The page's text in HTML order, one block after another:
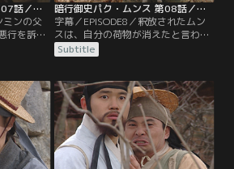
暗行御史パク・ムンス 第07話／字幕
ミンの父
行を訴え
ってし
まって
を取り出
件の真相
リョンは
だが…。
暗行御史パク・ムンス 第08話／字幕
字幕／EPISODE8／釈放されたムン
スは、自分の荷物が消えたと言われ
驚きのあまり腰を抜かしてしまう。
数日後、ムンスのもとへファリョン
ムから手紙を受け取ったムンス。そ
んなムンスは馬を走らせある場所へ
向かい…。一方、父のもとへ着いた
ジュンミンが目にしたものは…。
Subtitle